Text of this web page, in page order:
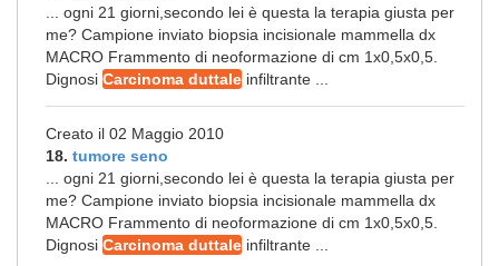
... ogni 21 giorni,secondo lei è questa la terapia giusta per
me? Campione inviato biopsia incisionale mammella dx
MACRO Frammento di neoformazione di cm 1x0,5x0,5.
Dignosi Carcinoma duttale infiltrante ...
Creato il 02 Maggio 2010
18. tumore seno
... ogni 21 giorni,secondo lei è questa la terapia giusta per
me? Campione inviato biopsia incisionale mammella dx
MACRO Frammento di neoformazione di cm 1x0,5x0,5.
Dignosi Carcinoma duttale infiltrante ...